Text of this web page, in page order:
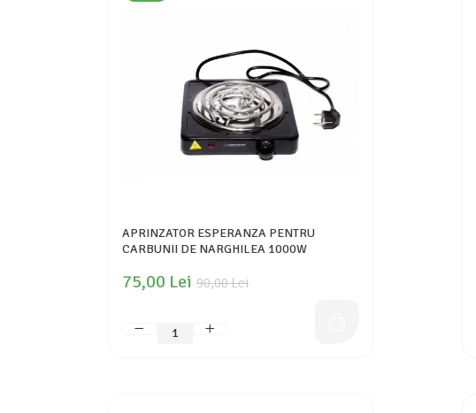
APRINZATOR ESPERANZA PENTRU
CARBUNII DE NARGHILEA 1000W
90,00 Lei
75,00 Lei